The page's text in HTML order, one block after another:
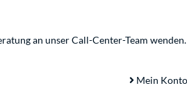
an unser Call-Center-Team wenden.
Mein Konto